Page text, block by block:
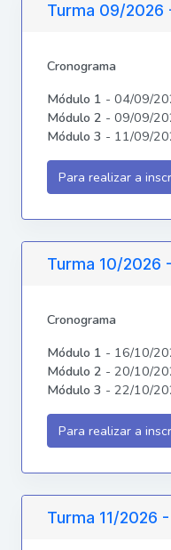
Turma 09/2026
Cronograma
Módulo 1 - 04/09/
Módulo 2 - 09/09/
Módulo 3 - 11/09/
Para realizar a
Turma 10/2026
Cronograma
Módulo 1 - 16/10/
Módulo 2 - 20/10/
Módulo 3 - 22/10/
Para realizar a
Turma 11/2026